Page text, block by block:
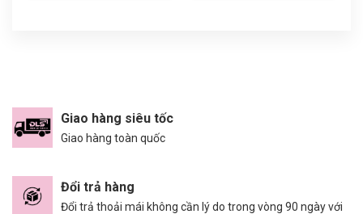
Giao hàng siêu tốc
Giao hàng toàn quốc
Đổi trả hàng
Đổi trả thoải mái không cần lý do trong vòng 90 ngày với